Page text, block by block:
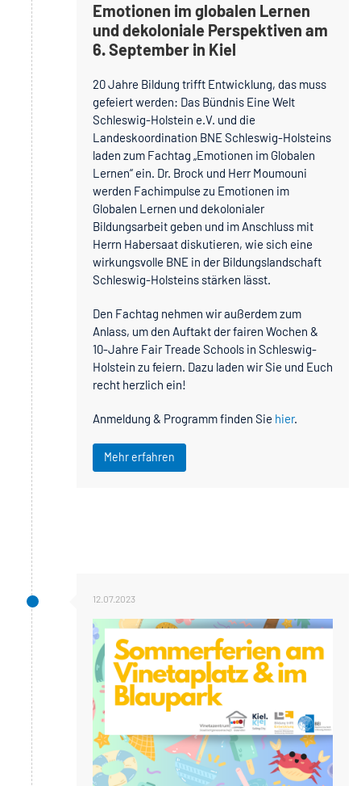
Emotionen im globalen Lernen
und dekoloniale Perspektiven am
6. September in Kiel
20 Jahre Bildung trifft Entwicklung, das muss
gefeiert werden: Das Bündnis Eine Welt
Schleswig-Holstein e.V. und die
Landeskoordination BNE Schleswig-Holsteins
laden zum Fachtag „Emotionen im Globalen
Lernen“ ein. Dr. Brock und Herr Moumouni
werden Fachimpulse zu Emotionen im
Globalen Lernen und dekolonialer
Bildungsarbeit geben und im Anschluss mit
Herrn Habersaat diskutieren, wie sich eine
wirkungsvolle BNE in der Bildungslandschaft
Schleswig-Holsteins stärken lässt.
Den Fachtag nehmen wir außerdem zum
Anlass, um den Auftakt der fairen Wochen &
10-Jahre Fair Treade Schools in Schleswig-
Holstein zu feiern. Dazu laden wir Sie und Euch
recht herzlich ein!
Anmeldung & Programm finden Sie hier.
Mehr erfahren
12.07.2023